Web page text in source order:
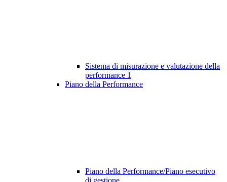
Sistema di misurazione e valutazione della
performance 1
Piano della Performance
Piano della Performance/Piano esecutivo